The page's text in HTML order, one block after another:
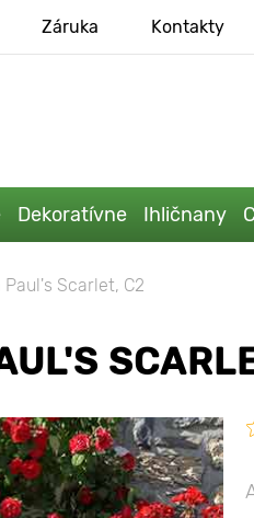
Záruka Kontakty
Dekoratívne Ihličnany
Paul's Scarlet, C2